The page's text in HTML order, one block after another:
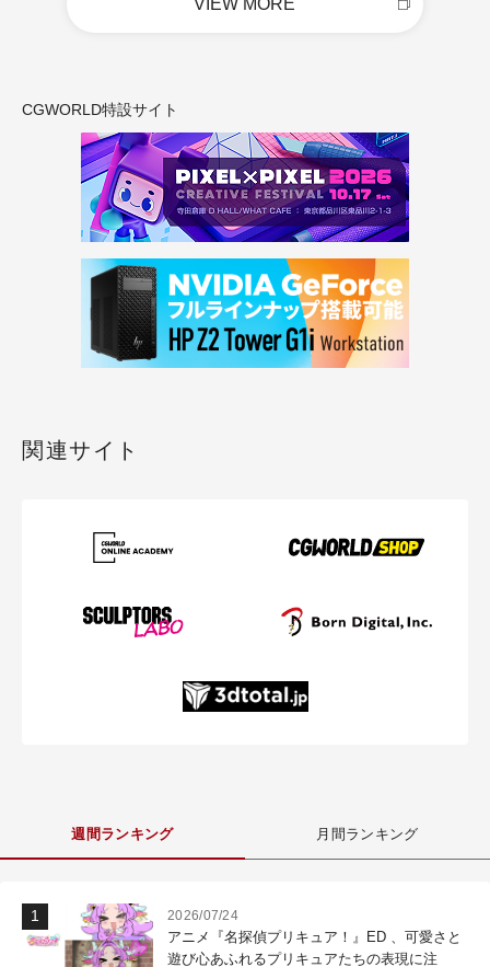
CGWORLD特設サイト
関連サイト
週間ランキング 月間ランキング
2026/07/24
アニメ『名探偵プリキュア！』ED 、可愛さと
遊び心あふれるプリキュアたちの表現に注